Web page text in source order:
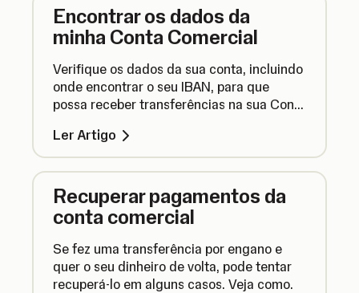
Encontrar os dados da
minha Conta Comercial
Verifique os dados da sua conta, incluindo
onde encontrar o seu IBAN, para que
possa receber transferências na sua Conta
Ler Artigo
Recuperar pagamentos da
conta comercial
Se fez uma transferência por engano e
quer o seu dinheiro de volta, pode tentar
recuperá-lo em alguns casos. Veja como.